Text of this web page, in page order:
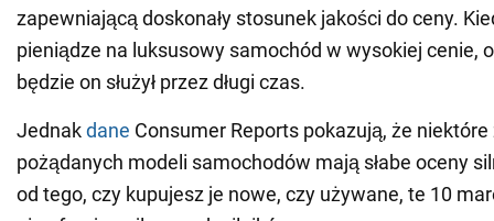
zapewniającą doskonały stosunek jakości do ceny.
pieniądze na luksusowy samochód w wysokiej cenie,
będzie on służył przez długi czas.
Jednakdane Consumer Reports pokazują, że
pożądanych modeli samochodów mają słabe oceny
od tego, czy kupujesz je nowe, czy używane, te 10